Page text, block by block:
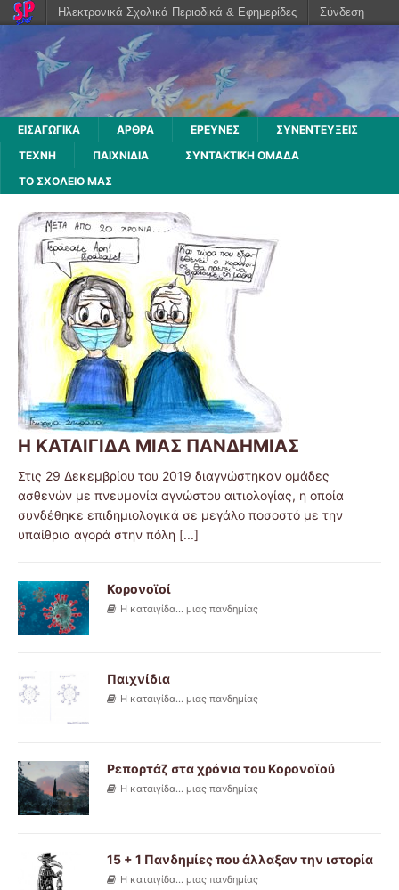
ΕΙΣΑΓΩΓΙΚΑ ΑΡΘΡΑ ΕΡΕΥΝΕΣ
ΣΥΝΕΝΤΕΥΞΕΙΣ
ΤΕΧΝΗ
ΠΑΙΧΝΙΔΙΑ
ΣΥΝΤΑΚΤΙΚΗ ΟΜΑΔΑ
ΤΟ ΣΧΟΛΕΙΟ ΜΑΣ
Η ΚΑΤΑΙΓΙΔΑ ΜΙΑΣ ΠΑΝΔΗΜΙΑΣ
Στις 29 Δεκεμβρίου του 2019 διαγνώστηκαν ομάδες
ασθενών με πνευμονία αγνώστου αιτιολογίας, η οποία
συνδέθηκε επιδημιολογικά σε μεγάλο ποσοστό με την
υπαίθρια αγορά στην πόλη [...]
Κορονοϊοί
Η καταιγίδα... μιας πανδημίας
Παιχνίδια
Η καταιγίδα... μιας πανδημίας
Ρεπορτάζ στα χρόνια του Κορονοϊού
Η καταιγίδα... μιας πανδημίας
15 + 1 Πανδημίες που άλλαξαν την ιστορία
Η καταιγίδα... μιας πανδημίας
Ηλεκτρονικά Σχολικά Περιοδικά & Εφημερίδες Σύνδεση